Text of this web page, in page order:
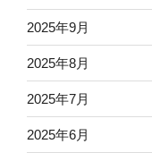
2025年9月
2025年8月
2025年7月
2025年6月